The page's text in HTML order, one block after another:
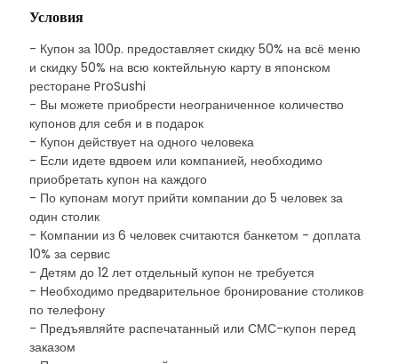
Условия
- Купон за 100р. предоставляет скидку 50% на всё меню
и скидку 50% на всю коктейльную карту в японском
ресторане ProSushi
- Вы можете приобрести неограниченное количество
купонов для себя и в подарок
- Купон действует на одного человека
- Если идете вдвоем или компанией, необходимо
приобретать купон на каждого
- По купонам могут прийти компании до 5 человек за
один столик
- Компании из 6 человек считаются банкетом - доплата
10% за сервис
- Детям до 12 лет отдельный купон не требуется
- Необходимо предварительное бронирование столиков
по телефону
- Предъявляйте распечатанный или СМС-купон перед
заказом